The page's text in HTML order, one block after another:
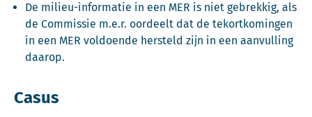
De milieu-informatie in een MER is niet gebrekkig, als
de Commissie m.e.r. oordeelt dat de tekortkomingen
in een MER voldoende hersteld zijn in een aanvulling
daarop.
Casus